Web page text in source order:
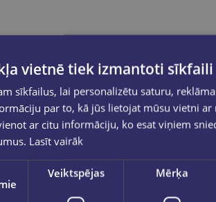
vietnē tiek izmantoti sīkfaili
sīkfailus, lai personalizētu saturu,
par to, kā jūs lietojat mūsu vietni
ar citu informāciju, ko esat viņiem
Lasīt vairāk
Veiktspējas Mērķa